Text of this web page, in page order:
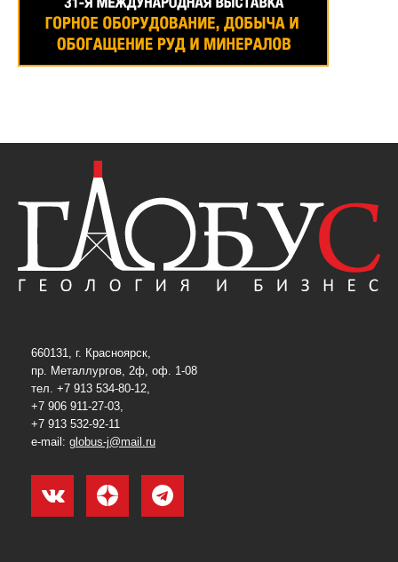
660131, г. Красноярск,
пр. Металлургов, 2ф, оф. 1-08
тел. +7 913 534-80-12,
+7 906 911-27-03,
+7 913 532-92-11
e-mail: globus-j@mail.ru